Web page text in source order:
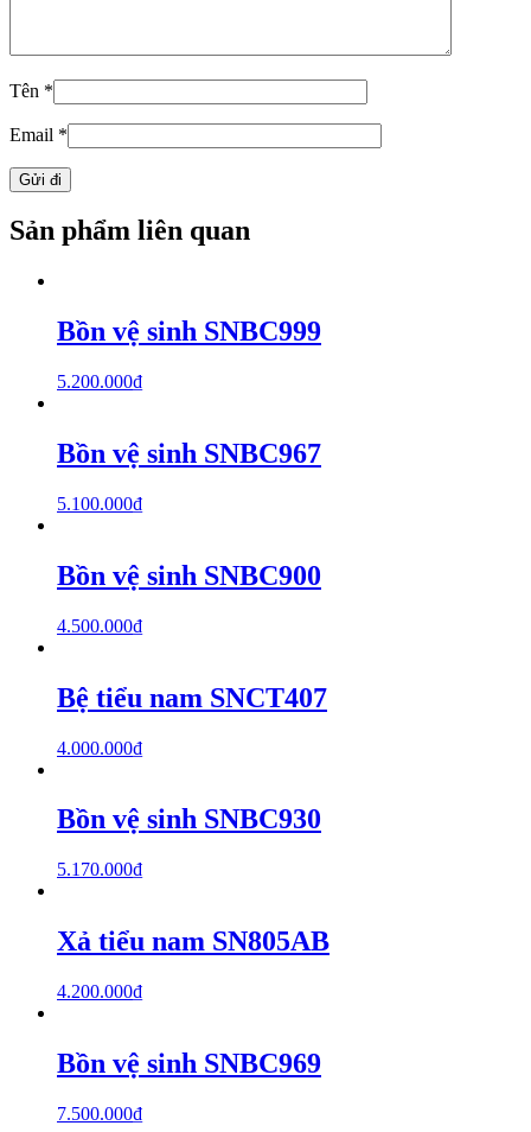
Tên *
Email *
Sản phẩm liên quan
Bồn vệ sinh SNBC999
5.200.000₫
Bồn vệ sinh SNBC967
5.100.000₫
Bồn vệ sinh SNBC900
4.500.000₫
Bệ tiểu nam SNCT407
4.000.000₫
Bồn vệ sinh SNBC930
5.170.000₫
Xả tiểu nam SN805AB
4.200.000₫
Bồn vệ sinh SNBC969
7.500.000₫